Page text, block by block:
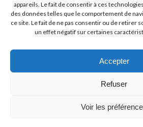
appareils. Le fait de consentir à ces
des données telles que le comportement de
ce site. Le fait de ne pas consentir ou de retirer
un effet négatif sur certaines
Accepter
Refuser
Voir les